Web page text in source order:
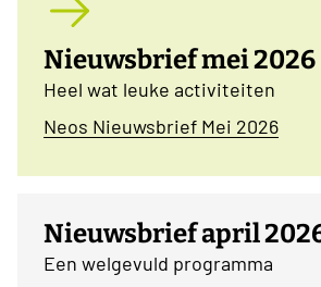
Nieuwsbrief mei 2026
Heel wat leuke activiteiten
Neos Nieuwsbrief Mei 2026
Nieuwsbrief april
Een welgevuld programma